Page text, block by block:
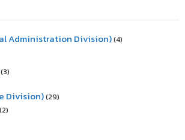
Administration Division)(4)
Division)(29)